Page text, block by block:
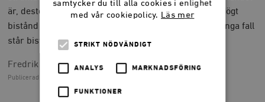
är, desto lägre är reformtakten i mottagarländerna. Högt
bistånd tenderar också att förstärka korruption. I många fall
står biståndets effekt i direkt motsats till sitt syfte.
Fredrik Erixon
Publicerad
samtycker du till alla cookies i enlighet
med vår cookiepolicy. Läs mer
STRIKT NÖDVÄNDIGT
ANALYS MARKNADSFÖRING
FUNKTIONER